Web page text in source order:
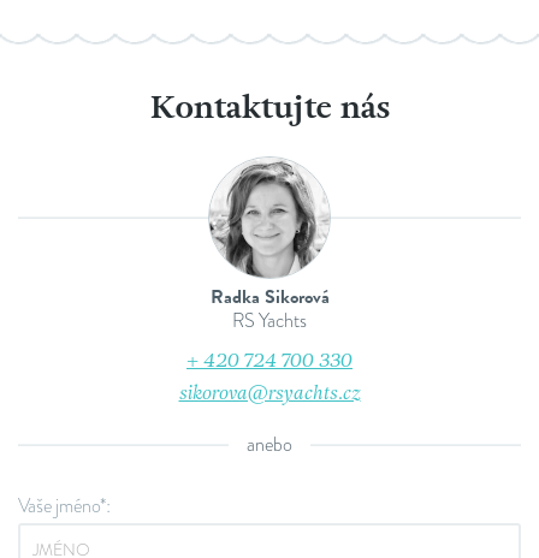
Kontaktujte nás
Radka Sikorová
RS Yachts
+ 420 724 700 330
sikorova@rsyachts.cz
anebo
Vaše jméno*: